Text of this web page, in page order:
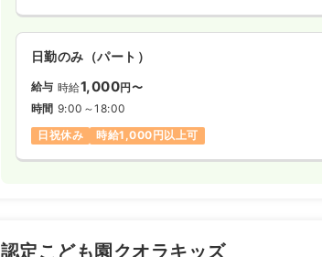
日勤のみ（パート）
給与 時給1,000円〜
時間 9:00～18:00
日祝休み
時給1,000円以上可
認定こども園クオラキッズ